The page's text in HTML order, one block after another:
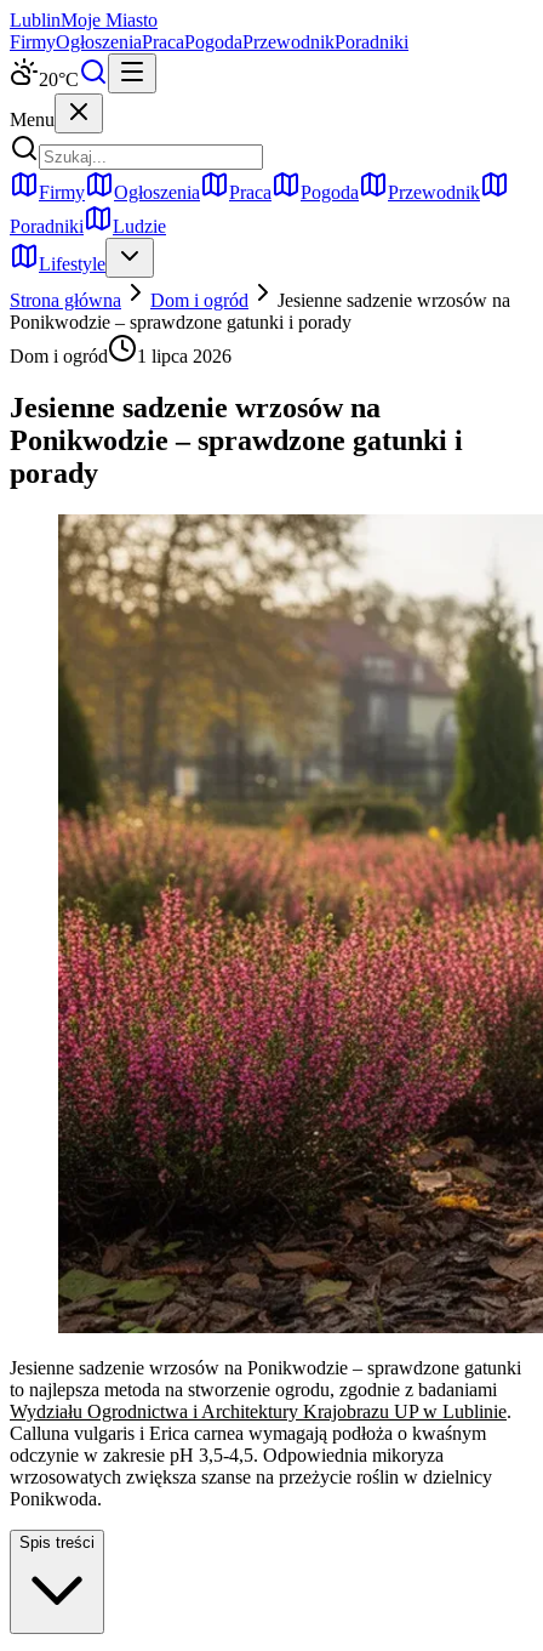
LublinMoje Miasto
FirmyOgłoszeniaPracaPogodaPrzewodnikPoradniki
20°C
Menu
Firmy Ogłoszenia Praca Pogoda
Przewodnik
Poradniki
Ludzie
Lifestyle
Strona główna
Dom i ogród
Jesienne sadzenie wrzosów na
Ponikwodzie – sprawdzone gatunki i porady
Dom i ogród
1 lipca 2026
Jesienne sadzenie wrzosów na
Ponikwodzie – sprawdzone gatunki i
porady
Jesienne sadzenie wrzosów na Ponikwodzie – sprawdzone gatunki
to najlepsza metoda na stworzenie ogrodu, zgodnie z badaniami
Wydziału Ogrodnictwa i Architektury Krajobrazu UP w Lublinie.
Calluna vulgaris i Erica carnea wymagają podłoża o kwaśnym
odczynie w zakresie pH 3,5-4,5. Odpowiednia mikoryza
wrzosowatych zwiększa szanse na przeżycie roślin w dzielnicy
Ponikwoda.
Spis treści